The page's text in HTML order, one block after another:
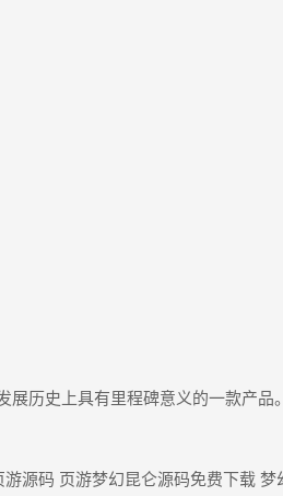
历史上具有里程碑意义的一款产品。